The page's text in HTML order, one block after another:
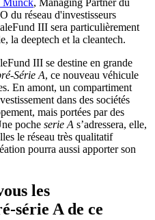
Munck, Managing Partner du
du réseau d'investisseurs
III sera particulièrement
la deeptech et la cleantech.
III se destine en grande
Série A, ce nouveau véhicule
En amont, un compartiment
dans des sociétés
mais portées par des
poche serie A s’adressera, elle,
le réseau très qualitatif
pourra aussi apporter son
les
série A de ce